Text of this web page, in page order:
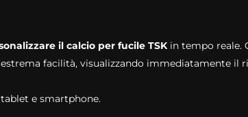
il calcio per fucile TSKin tempo reale.
facilità, visualizzando immediatamente il
e smartphone.